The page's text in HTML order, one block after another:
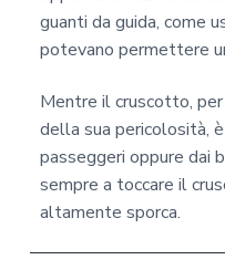
guanti da guida, come
potevano permettere
Mentre il cruscotto,
della sua pericolosità,
passeggeri oppure dai
sempre a toccare il
altamente sporca.